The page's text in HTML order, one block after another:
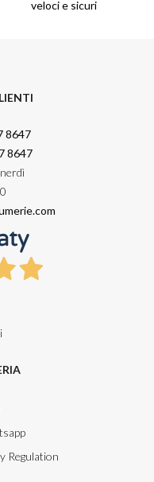
veloci e sicuri
8647
8647
Regulation